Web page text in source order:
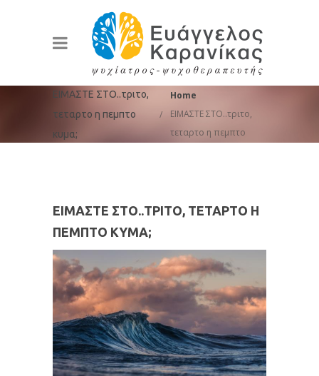
ΕΙΜΑΣΤΕ ΣΤΟ..τριτο,
τεταρτο η πεμπτο
κυμα;
You are here:
Home
ΕΙΜΑΣΤΕ ΣΤΟ..τριτο,
τεταρτο η πεμπτο
ΕΙΜΑΣΤΕ ΣΤΟ..ΤΡΙΤΟ, ΤΕΤΑΡΤΟ Η
ΠΕΜΠΤΟ ΚΥΜΑ;